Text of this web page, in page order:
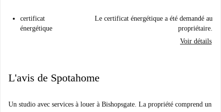
certificat
énergétique
Le certificat énergétique a été demandé au
propriétaire.
Voir détails
L'avis de Spotahome
Un studio avec services à louer à Bishopsgate. La propriété comprend un